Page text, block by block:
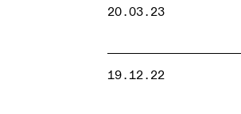
20.03.23
19.12.22